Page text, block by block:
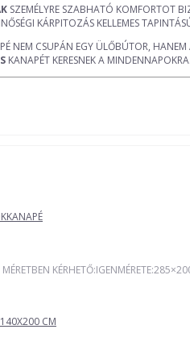
SZEMÉLYRE SZABHATÓ KOMFORTOT
KÁRPITOZÁS KELLEMES
NEM CSUPÁN EGY ÜLŐBÚTOR,
KANAPÉT KERESNEK A MINDENNAPOKRA.
MÉRETBEN